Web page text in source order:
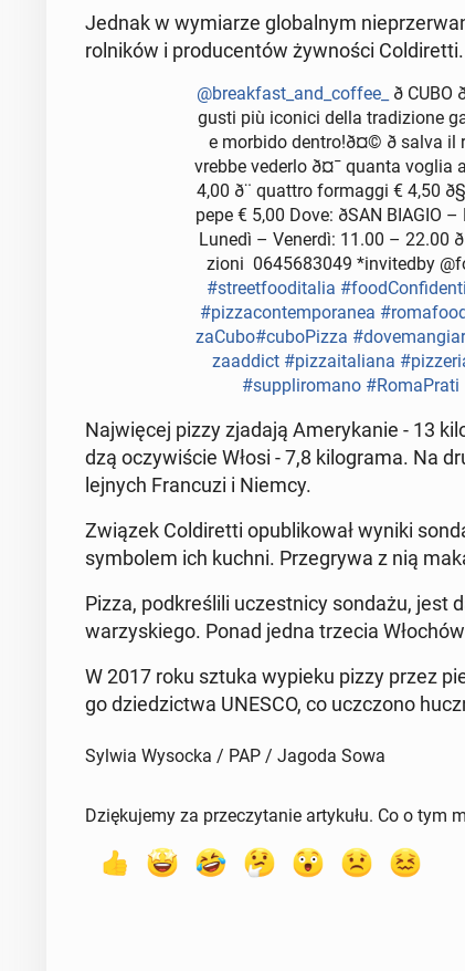
Jednak w wy­mia­rze glo­bal­nym
rol­ni­ków i pro­du­cen­tów żyw­no­ści Col­di­ret­ti.
@bre­ak­fast_and_coffee_
ð
gusti più iconici della tra­di­zio­ne
e morbido dentro!ð¤© ð salva
vreb­be vederlo ð¤¯ quanta voglia
4,00 ð¨ quattro for­mag­gi € 4,50
pepe € 5,00 Dove: ðSAN BIAGIO
Lunedì – Venerdì: 11.00 – 22.00
zio­ni 0645683049 *in­vi­ted­by
#stre­et­fo­odi­ta­lia
#piz­za­con­tem­po­ra­nea
za­Cu­bo#cu­bo­Piz­za
za­ad­dict #piz­za­ita­lia­na
#sup­pli­ro­ma­no #Ro­ma­Pra­ti
Naj­wię­cej pizzy zjadają Ame­ry­ka­nie - 13
dzą oczy­wi­ście Włosi - 7,8 ki­lo­gra­ma. Na
lej­nych Fran­cu­zi i Niemcy.
Związek Col­di­ret­ti opu­bli­ko­wał wyniki
sym­bo­lem ich kuchni. Prze­gry­wa z nią
Pizza, pod­kre­śli­li uczest­ni­cy sondażu,
wa­rzy­skie­go. Ponad jedna trzecia
W 2017 roku sztuka wypieku pizzy przez
go dzie­dzic­twa UNESCO, co uczczo­no
Sylwia Wysocka / PAP / Jagoda Sowa
Dziękujemy za przeczytanie artykułu. Co o tym